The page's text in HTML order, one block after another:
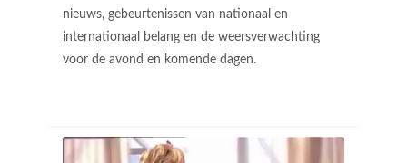
nieuws, gebeurtenissen van nationaal en
internationaal belang en de weersverwachting
voor de avond en komende dagen.